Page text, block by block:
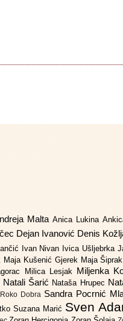
Malta Anica Lukina
Dejan Ivanović Denis
Ivan Nivan Ivica Ušljebrka
Maja Kušenić Gjerek Maja Šiprak
Milica Lesjak Miljenka
Natali Šarić Nataša Hrupec
Roko Dobra Sandra Pocrnić
Suzana Marić Sven